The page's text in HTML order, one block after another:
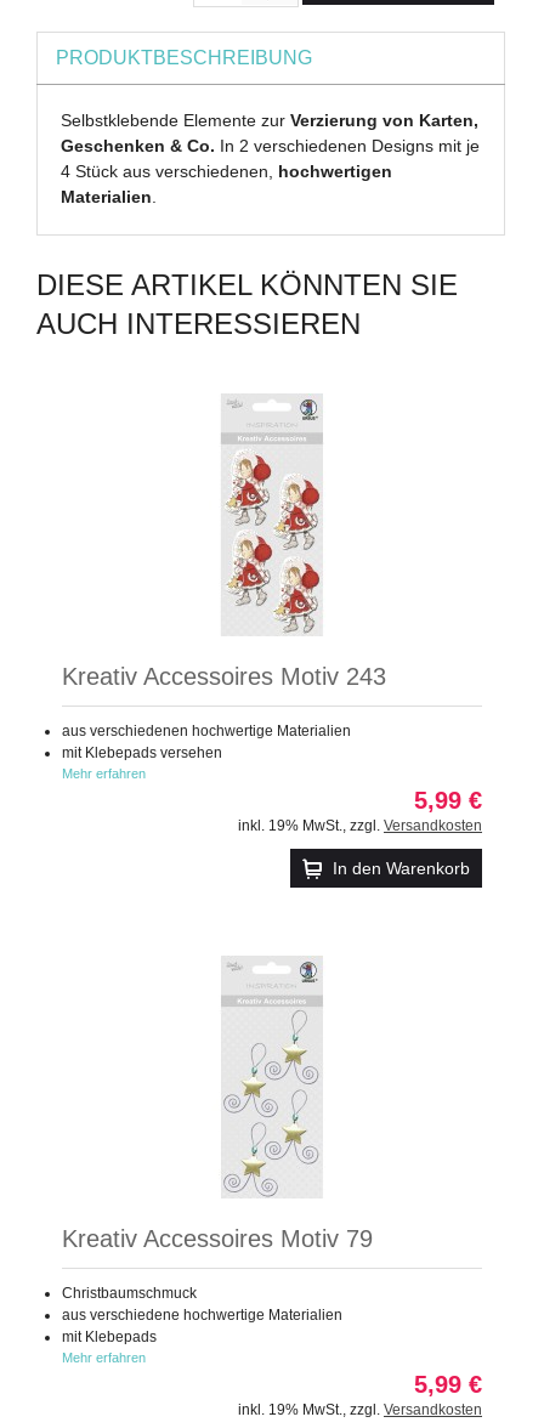
PRODUKTBESCHREIBUNG
Selbstklebende Elemente zurVerzierung von Karten,
Geschenken & Co. In 2 verschiedenen Designs mit je
4 Stück aus verschiedenen, hochwertigen
Materialien.
DIESE ARTIKEL KÖNNTEN SIE
AUCH INTERESSIEREN
Kreativ Accessoires Motiv 243
aus verschiedenen hochwertige Materialien
mit Klebepads versehen
Mehr erfahren
5,99 €
inkl. 19% MwSt. zzgl. Versandkosten
In den Warenkorb
Kreativ Accessoires Motiv 79
Christbaumschmuck
aus verschiedene hochwertige Materialien
mit Klebepads
Mehr erfahren
5,99 €
inkl. 19% MwSt. zzgl. Versandkosten